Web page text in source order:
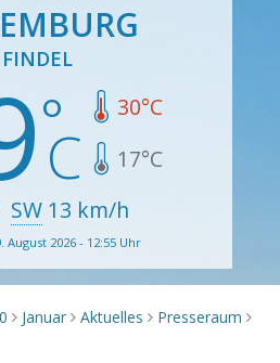
FINDEL
30°C
17°C
SW13 km/h
August 2026 - 12:55 Uhr
> Januar > Aktuelles > Presseraum >